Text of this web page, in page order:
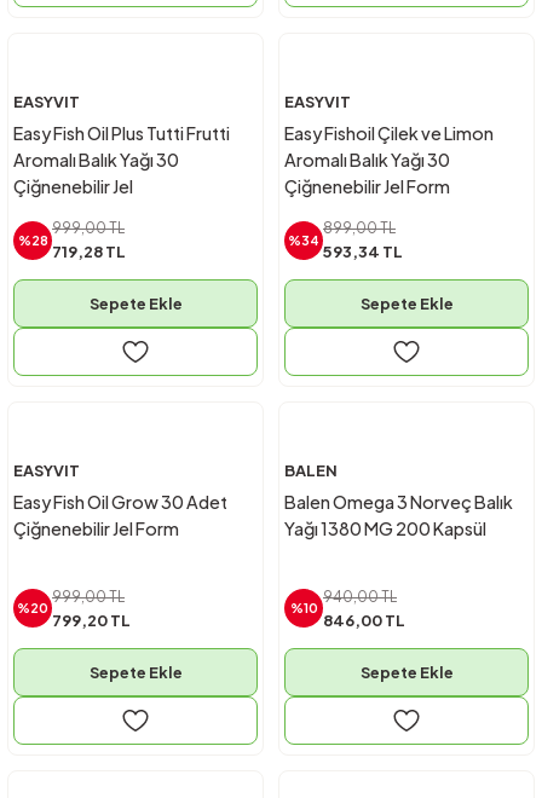
EASYVIT
Easy Fish Oil Plus Tutti Frutti
Aromalı Balık Yağı 30
Çiğnenebilir Jel
%28
999,00 TL
719,28 TL
Sepete Ekle
EASYVIT
Easy Fishoil Çilek ve Limon
Aromalı Balık Yağı 30
Çiğnenebilir Jel Form
%34
899,00 TL
593,34 TL
Sepete Ekle
EASYVIT
Easy Fish Oil Grow 30 Adet
Çiğnenebilir Jel Form
%20
999,00 TL
799,20 TL
Sepete Ekle
BALEN
Balen Omega 3 Norveç Balık
Yağı 1380 MG 200 Kapsül
%10
940,00 TL
846,00 TL
Sepete Ekle